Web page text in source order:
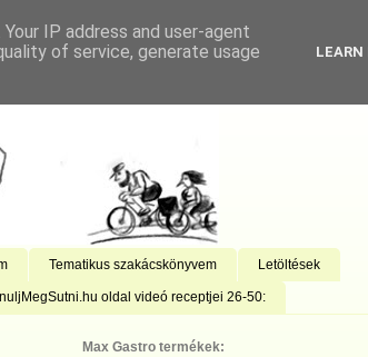
Tematikus szakácskönyvem Letöltések
oldal videó receptjei 26-50:
Max Gastro termékek:
IP address and user-agent
of service, generate usage
LEARN